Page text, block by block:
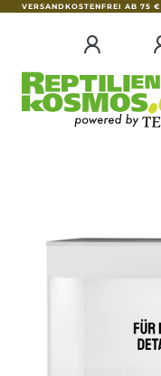
VERSANDKOSTENFREI AB 75 €